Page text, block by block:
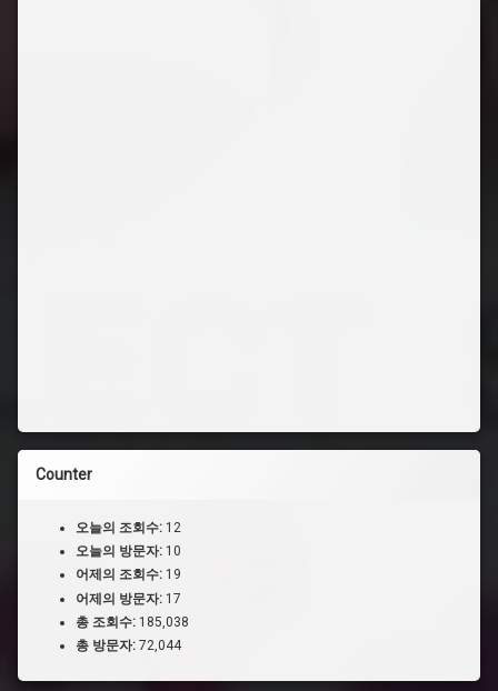
Counter
오늘의 조회수: 12
오늘의 방문자: 10
어제의 조회수: 19
어제의 방문자: 17
총 조회수: 185,038
총 방문자: 72,044